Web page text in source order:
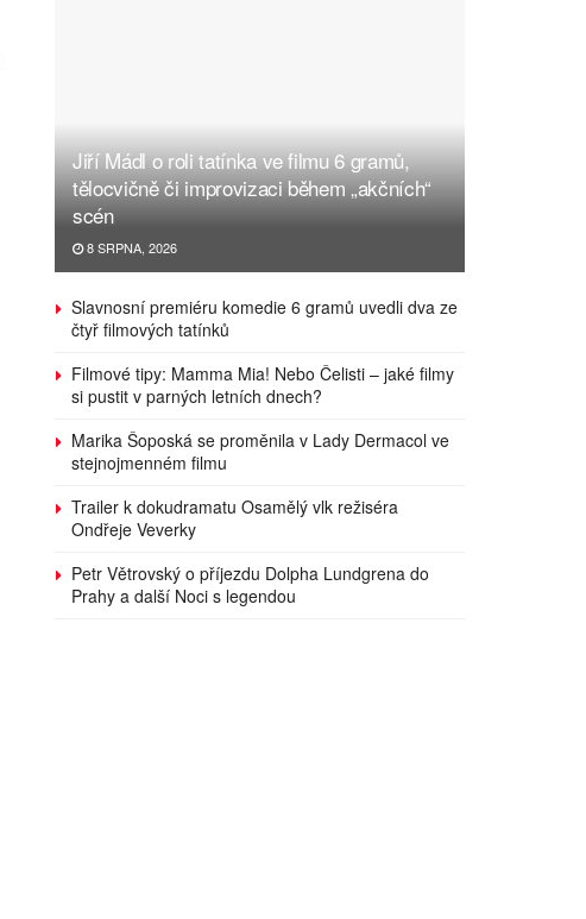
Jiří Mádl o roli tatínka ve filmu 6 gramů,
tělocvičně či improvizaci během „akčních“
scén
8 SRPNA, 2026
Slavnosní premiéru komedie 6 gramů uvedli dva ze
čtyř filmových tatínků
Filmové tipy: Mamma Mia! Nebo Čelisti – jaké filmy
si pustit v parných letních dnech?
Marika Šoposká se proměnila v Lady Dermacol ve
stejnojmenném filmu
Trailer k dokudramatu Osamělý vlk režiséra
Ondřeje Veverky
Petr Větrovský o příjezdu Dolpha Lundgrena do
Prahy a další Noci s legendou